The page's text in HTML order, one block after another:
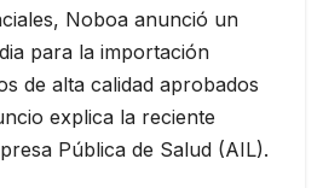
Noboa anunció un
para la importación
de alta calidad aprobados
explica la reciente
Pública de Salud (AIL).